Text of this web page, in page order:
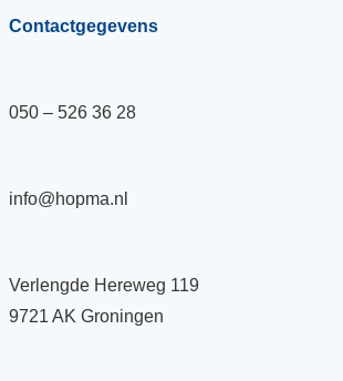
Contactgegevens
050 – 526 36 28
info@hopma.nl
Verlengde Hereweg 119
9721 AK Groningen